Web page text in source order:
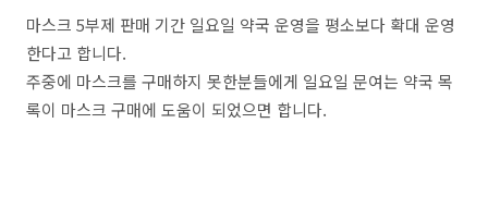
마스크 5부제 판매 기간 일요일 약국 운영을 평소보다 확대 운영
한다고 합니다.
주중에 마스크를 구매하지 못한분들에게 일요일 문여는 약국 목
록이 마스크 구매에 도움이 되었으면 합니다.